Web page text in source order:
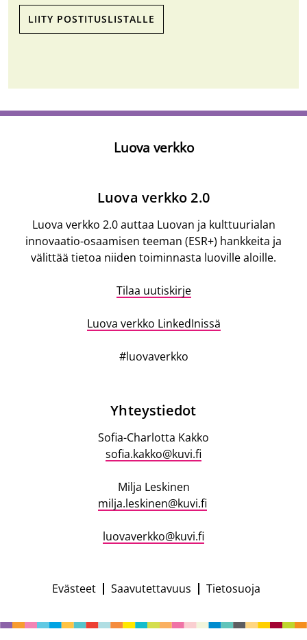
LIITY POSTITUSLISTALLE
Luova verkko
Luova verkko 2.0
Luova verkko 2.0 auttaa Luovan ja kulttuurialan
innovaatio-osaamisen teeman (ESR+) hankkeita ja
välittää tietoa niiden toiminnasta luoville aloille.
Tilaa uutiskirje
Luova verkko LinkedInissä
#luovaverkko
Yhteystiedot
Sofia-Charlotta Kakko
sofia.kakko@kuvi.fi
Milja Leskinen
milja.leskinen@kuvi.fi
luovaverkko@kuvi.fi
Campaign
footer
Evästeet Saavutettavuus Tietosuoja